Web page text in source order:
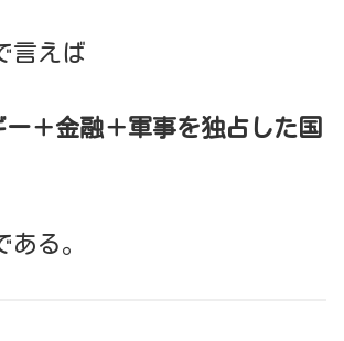
言えば
ー＋金融＋軍事を独占した国
ある。